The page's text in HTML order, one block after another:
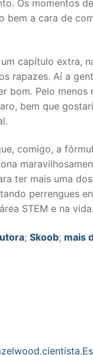
Os momentos
bem a cara de
capítulo extra,
rapazes. Aí a
bom. Pelo menos
bem que
comigo, a
ter mais uma
perrengues
STEM e na vida.
; Skoob; mais
,cientista,